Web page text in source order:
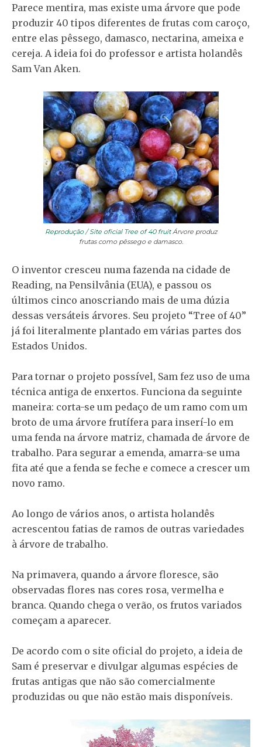
Parece mentira, mas existe uma árvore que pode
produzir 40 tipos diferentes de frutas com caroço,
entre elas pêssego, damasco, nectarina, ameixa e
cereja. A ideia foi do professor e artista holandês
Sam Van Aken.
Reprodução / Site oficial Tree of 40 fruitÁrvore produz
frutas como pêssego e damasco.
O inventor cresceu numa fazenda na cidade de
Reading, na Pensilvânia (EUA), e passou os
últimos cinco anoscriando mais de uma dúzia
dessas versáteis árvores. Seu projeto “Tree of 40”
já foi literalmente plantado em várias partes dos
Estados Unidos.
Para tornar o projeto possível, Sam fez uso de uma
técnica antiga de enxertos. Funciona da seguinte
maneira: corta-se um pedaço de um ramo com um
broto de uma árvore frutífera para inserí-lo em
uma fenda na árvore matriz, chamada de árvore de
trabalho. Para segurar a emenda, amarra-se uma
fita até que a fenda se feche e comece a crescer um
novo ramo.
Ao longo de vários anos, o artista holandês
acrescentou fatias de ramos de outras variedades
à árvore de trabalho.
Na primavera, quando a árvore floresce, são
observadas flores nas cores rosa, vermelha e
branca. Quando chega o verão, os frutos variados
começam a aparecer.
De acordo com o site oficial do projeto, a ideia de
Sam é preservar e divulgar algumas espécies de
frutas antigas que não são comercialmente
produzidas ou que não estão mais disponíveis.